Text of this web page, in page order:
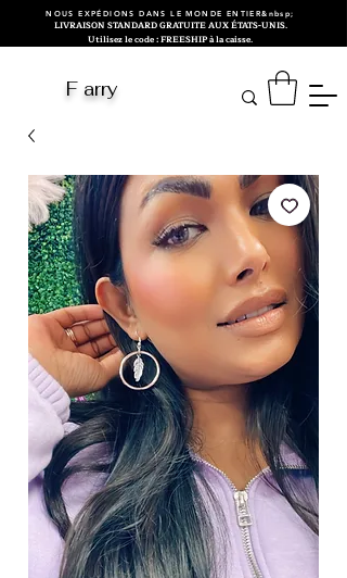
NOUS EXPÉDIONS DANS LE MONDE ENTIER&nbsp;
LIVRAISON STANDARD GRATUITE AUX ÉTATS-UNIS.
Utilisez le code : FREESHIP à la caisse.
F arry